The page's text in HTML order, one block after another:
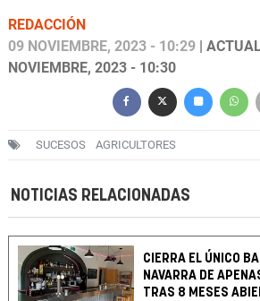
REDACCIÓN
09 NOVIEMBRE, 2023 - 10:29 |
NOVIEMBRE, 2023 - 10:30
SUCESOS AGRICULTORES
NOTICIAS RELACIONADAS
CIERRA EL ÚNICO
NAVARRA DE
TRAS 8 MESES